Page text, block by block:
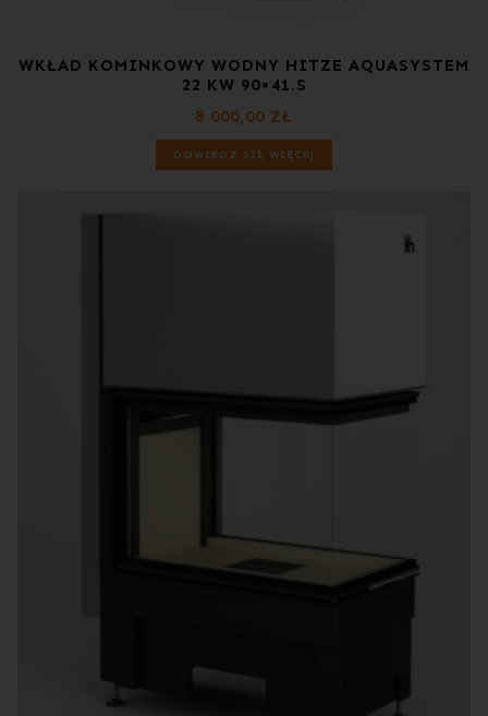
WKŁAD KOMINKOWY WODNY HITZE AQUASYSTEM
22 KW 90×41.S
8 000,00 ZŁ
DOWIEDZ SIĘ WIĘCEJ